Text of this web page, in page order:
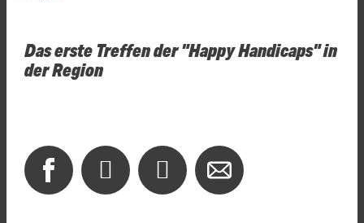
Das erste Treffen der "Happy Handicaps" in
der Region